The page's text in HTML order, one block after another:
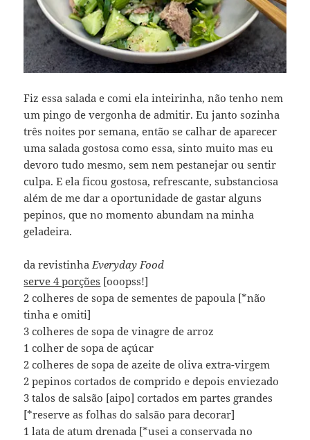
Fiz essa salada e comi ela inteirinha, não tenho nem
um pingo de vergonha de admitir. Eu janto sozinha
três noites por semana, então se calhar de aparecer
uma salada gostosa como essa, sinto muito mas eu
devoro tudo mesmo, sem nem pestanejar ou sentir
culpa. E ela ficou gostosa, refrescante, substanciosa
além de me dar a oportunidade de gastar alguns
pepinos, que no momento abundam na minha
geladeira.
da revistinhaEveryday Food
serve 4 porções [ooopss!]
2 colheres de sopa de sementes de papoula [*não
tinha e omiti]
3 colheres de sopa de vinagre de arroz
1 colher de sopa de açúcar
2 colheres de sopa de azeite de oliva extra-virgem
2 pepinos cortados de comprido e depois enviezado
3 talos de salsão [aipo] cortados em partes grandes
[*reserve as folhas do salsão para decorar]
1 lata de atum drenada [*usei a conservada no